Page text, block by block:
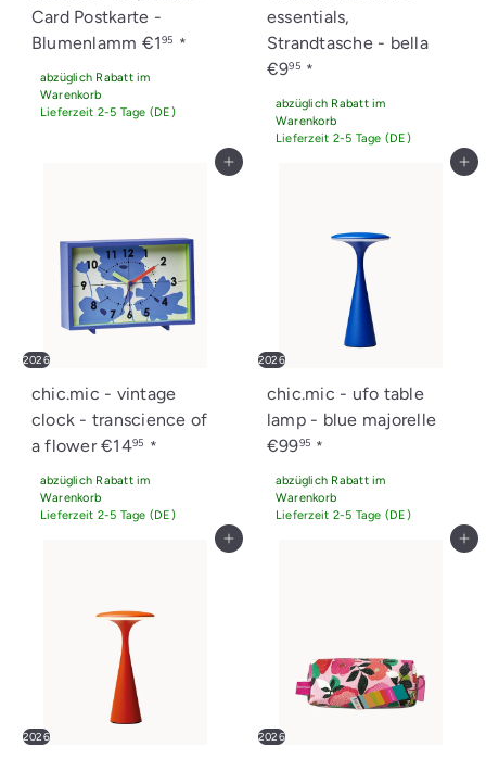
Card Postkarte -
Blumenlamm €195 *
abzüglich Rabatt im
Warenkorb
Lieferzeit 2-5 Tage (DE)
essentials,
Strandtasche - bella
€995 *
abzüglich Rabatt im
Warenkorb
Lieferzeit 2-5 Tage (DE)
In den Einkaufswagen legen
2026
chic.mic - vintage
clock - transcience of
a flower€1495 *
abzüglich Rabatt im
Warenkorb
Lieferzeit 2-5 Tage (DE)
In den Einkaufswagen legen
2026
chic.mic - ufo table
lamp - blue majorelle
€9995 *
abzüglich Rabatt im
Warenkorb
Lieferzeit 2-5 Tage (DE)
In den Einkaufswagen legen
2026
In den Einkaufswagen legen
2026